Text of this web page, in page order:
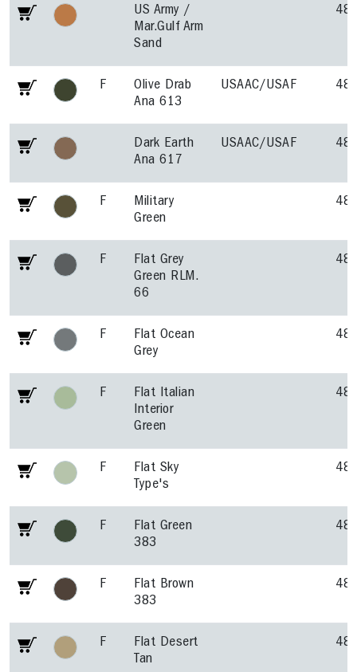
US Army /
Mar.Gulf Arm
Sand
F
Olive Drab
Ana 613
USAAC/USAF
Dark Earth
Ana 617
USAAC/USAF
F
Military
Green
F
Flat Grey
Green RLM.
66
F
Flat Ocean
Grey
F
Flat Italian
Interior
Green
F
Flat Sky
Type's
F
Flat Green
383
F
Flat Brown
383
F
Flat Desert
Tan